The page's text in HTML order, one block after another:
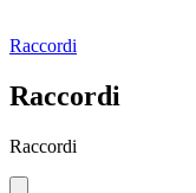
Raccordi
Raccordi
Raccordi